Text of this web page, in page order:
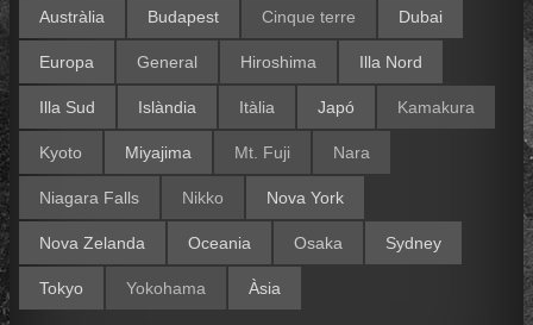
Austràlia Budapest Cinque terre Dubai
Europa General Hiroshima Illa Nord
Illa Sud Islàndia Itàlia Japó Kamakura
Kyoto Miyajima Mt. Fuji Nara
Niagara Falls Nikko Nova York
Nova Zelanda Oceania Osaka Sydney
Tokyo Yokohama Àsia